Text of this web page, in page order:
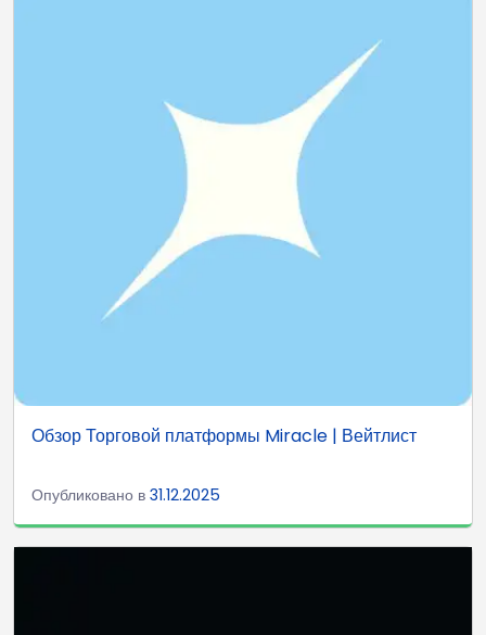
Обзор Торговой платформы Miracle | Вейтлист
Опубликовано в 31.12.2025